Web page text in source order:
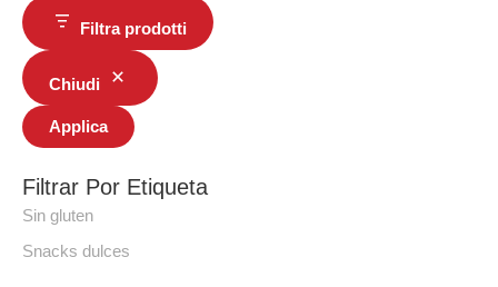
Filtra prodotti
Chiudi
Applica
Filtrar Por Etiqueta
Sin gluten
Snacks dulces